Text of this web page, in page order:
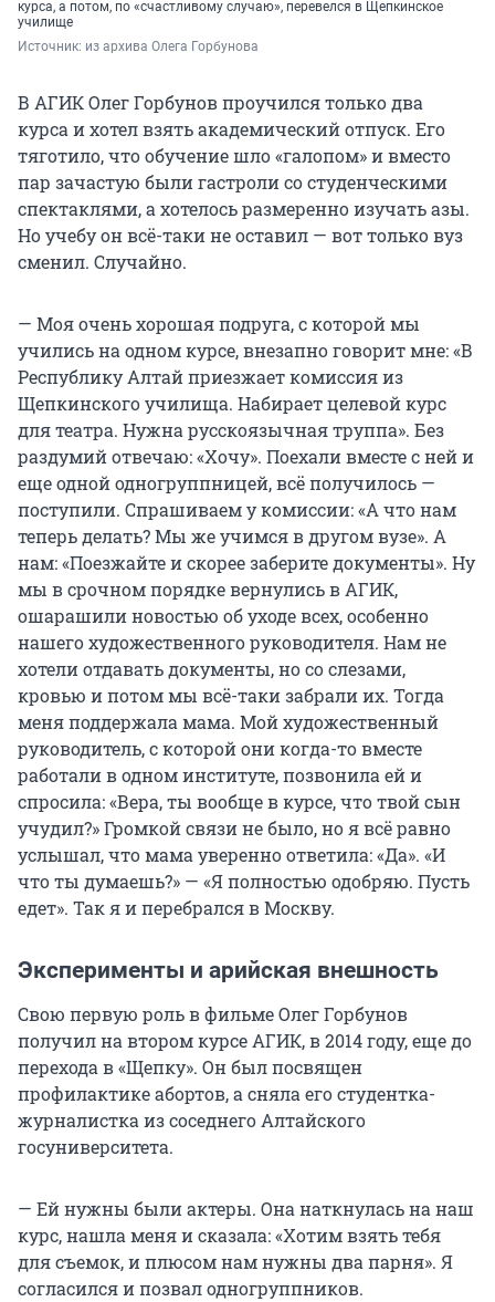
курса, а потом, по «счастливому случаю», перевелся в Щепкинское
училище
Источник: из архива Олега Горбунова
В АГИК Олег Горбунов проучился только два
курса и хотел взять академический отпуск. Его
тяготило, что обучение шло «галопом» и вместо
пар зачастую были гастроли со студенческими
спектаклями, а хотелось размеренно изучать азы.
Но учебу он всё-таки не оставил — вот только вуз
сменил. Случайно.
— Моя очень хорошая подруга, с которой мы
учились на одном курсе, внезапно говорит мне: «В
Республику Алтай приезжает комиссия из
Щепкинского училища. Набирает целевой курс
для театра. Нужна русскоязычная труппа». Без
раздумий отвечаю: «Хочу». Поехали вместе с ней и
еще одной одногруппницей, всё получилось —
поступили. Спрашиваем у комиссии: «А что нам
теперь делать? Мы же учимся в другом вузе». А
нам: «Поезжайте и скорее заберите документы». Ну
мы в срочном порядке вернулись в АГИК,
ошарашили новостью об уходе всех, особенно
нашего художественного руководителя. Нам не
хотели отдавать документы, но со слезами,
кровью и потом мы всё-таки забрали их. Тогда
меня поддержала мама. Мой художественный
руководитель, с которой они когда-то вместе
работали в одном институте, позвонила ей и
спросила: «Вера, ты вообще в курсе, что твой сын
учудил?» Громкой связи не было, но я всё равно
услышал, что мама уверенно ответила: «Да». «И
что ты думаешь?» — «Я полностью одобряю. Пусть
едет». Так я и перебрался в Москву.
Эксперименты и арийская внешность
Свою первую роль в фильме Олег Горбунов
получил на втором курсе АГИК, в 2014 году, еще до
перехода в «Щепку». Он был посвящен
профилактике абортов, а сняла его студентка-
журналистка из соседнего Алтайского
госуниверситета.
— Ей нужны были актеры. Она наткнулась на наш
курс, нашла меня и сказала: «Хотим взять тебя
для съемок, и плюсом нам нужны два парня». Я
согласился и позвал одногруппников.